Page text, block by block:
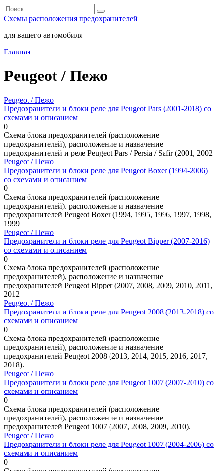
Перейти
к
содержанию
Search
for:
Схемы расположения предохранителей
для вашего автомобиля
Главная
Peugeot / Пежо
Peugeot / Пежо
Предохранители и блоки реле для Peugeot Pars (2001-2018) со
схемами и описанием
0
Схема блока предохранителей (расположение
предохранителей), расположение и назначение
предохранителей и реле Peugeot Pars / Persia / Safir (2001, 2002
Peugeot / Пежо
Предохранители и блоки реле для Peugeot Boxer (1994-2006)
со схемами и описанием
0
Схема блока предохранителей (расположение
предохранителей), расположение и назначение
предохранителей Peugeot Boxer (1994, 1995, 1996, 1997, 1998,
1999
Peugeot / Пежо
Предохранители и блоки реле для Peugeot Bipper (2007-2016)
со схемами и описанием
0
Схема блока предохранителей (расположение
предохранителей), расположение и назначение
предохранителей Peugeot Bipper (2007, 2008, 2009, 2010, 2011,
2012
Peugeot / Пежо
Предохранители и блоки реле для Peugeot 2008 (2013-2018) со
схемами и описанием
0
Схема блока предохранителей (расположение
предохранителей), расположение и назначение
предохранителей Peugeot 2008 (2013, 2014, 2015, 2016, 2017,
2018).
Peugeot / Пежо
Предохранители и блоки реле для Peugeot 1007 (2007-2010) со
схемами и описанием
0
Схема блока предохранителей (расположение
предохранителей), расположение и назначение
предохранителей Peugeot 1007 (2007, 2008, 2009, 2010).
Peugeot / Пежо
Предохранители и блоки реле для Peugeot 1007 (2004-2006) со
схемами и описанием
0